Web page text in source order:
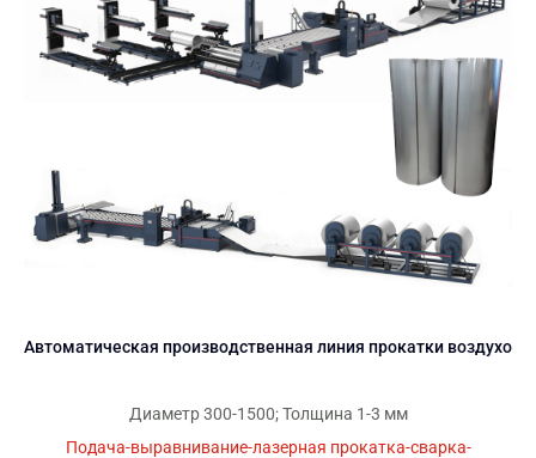
Автоматическая производственная линия прокатки
Диаметр 300-1500; Толщина 1-3 мм
Подача-выравнивание-лазерная прокатка-сварка-